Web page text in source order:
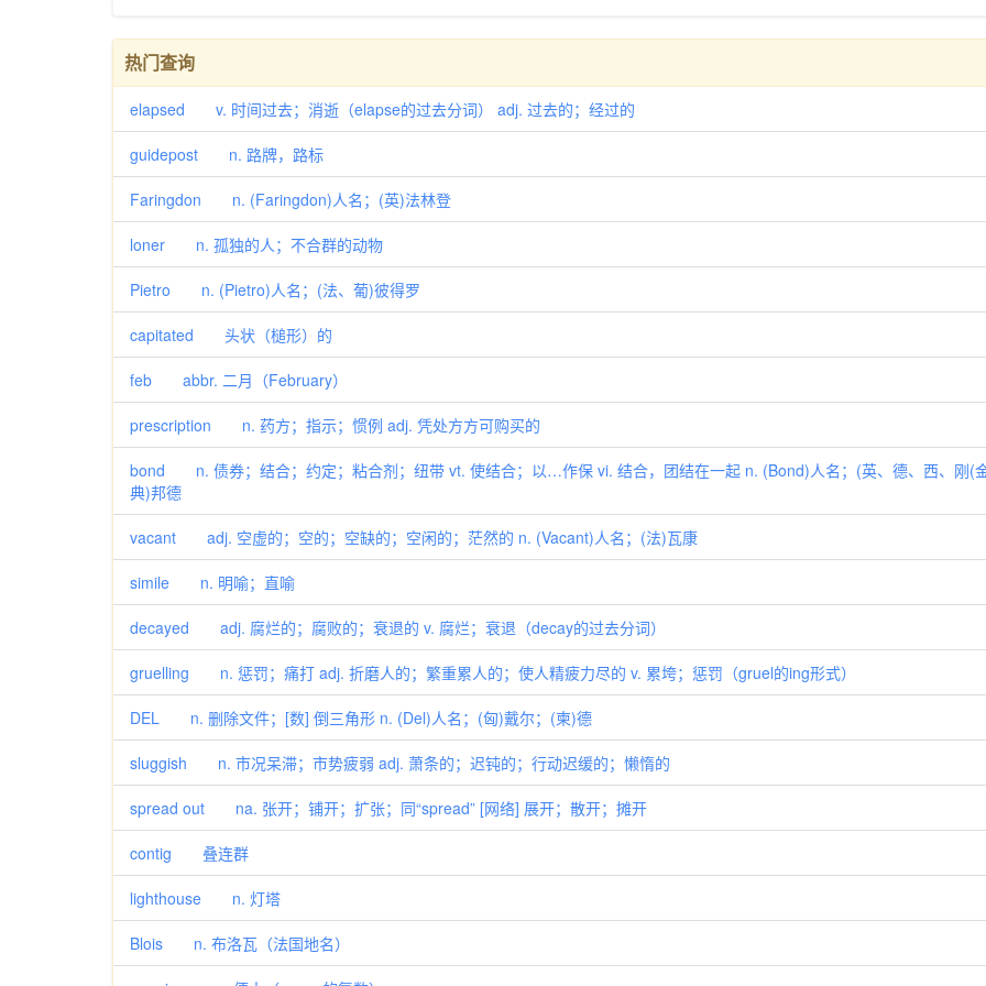
热门查询
elapsed v. 时间过去；消逝（elapse的过去分词） adj. 过去的；经过的
guidepost n. 路牌，路标
Faringdon n. (Faringdon)人名；(英)法林登
loner n. 孤独的人；不合群的动物
Pietro n. (Pietro)人名；(法、葡)彼得罗
capitated 头状（槌形）的
feb abbr. 二月（February）
prescription n. 药方；指示；惯例 adj. 凭处方方可购买的
bond n. 债券；结合；约定；粘合剂；纽带 vt. 使结合；以…作保 vi. 结合，团结在一起 n. (Bond)人名；(英、德、西、刚(
典)邦德
vacant adj. 空虚的；空的；空缺的；空闲的；茫然的 n. (Vacant)人名；(法)瓦康
simile n. 明喻；直喻
decayed adj. 腐烂的；腐败的；衰退的 v. 腐烂；衰退（decay的过去分词）
gruelling n. 惩罚；痛打 adj. 折磨人的；繁重累人的；使人精疲力尽的 v. 累垮；惩罚（gruel的ing形式）
DEL n. 删除文件；[数] 倒三角形 n. (Del)人名；(匈)戴尔；(柬)德
sluggish n. 市况呆滞；市势疲弱 adj. 萧条的；迟钝的；行动迟缓的；懒惰的
spread out na. 张开；铺开；扩张；同“spread” [网络] 展开；散开；摊开
contig 叠连群
lighthouse n. 灯塔
Blois n. 布洛瓦（法国地名）